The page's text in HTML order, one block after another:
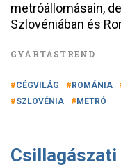
metróállomásain,
Szlovéniában és
GYÁRTÁSTREND
CÉGVILÁG ROMÁNIA
SZLOVÉNIA
METRÓ